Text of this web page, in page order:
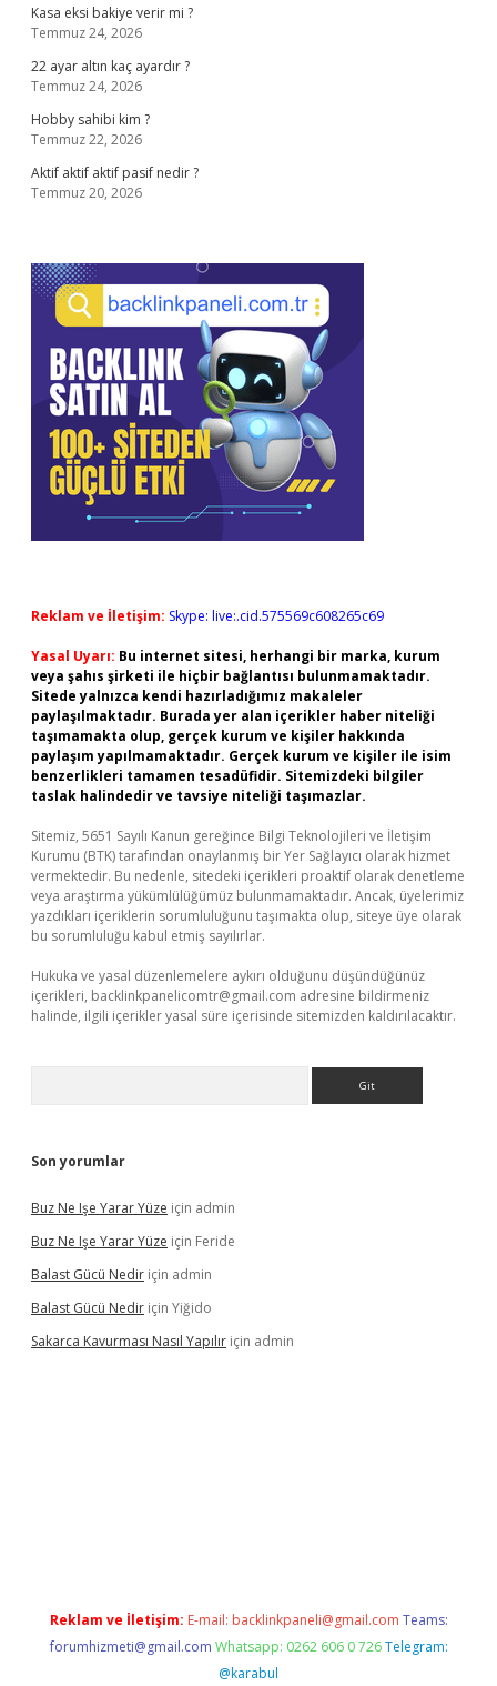
Kasa eksi bakiye verir mi ?
Temmuz 24, 2026
22 ayar altın kaç ayardır ?
Temmuz 24, 2026
Hobby sahibi kim ?
Temmuz 22, 2026
Aktif aktif aktif pasif nedir ?
Temmuz 20, 2026
Reklam ve İletişim: Skype: live:.cid.575569c608265c69
Yasal Uyarı: Bu internet sitesi, herhangi bir marka, kurum
veya şahıs şirketi ile hiçbir bağlantısı bulunmamaktadır.
Sitede yalnızca kendi hazırladığımız makaleler
paylaşılmaktadır. Burada yer alan içerikler haber niteliği
taşımamakta olup, gerçek kurum ve kişiler hakkında
paylaşım yapılmamaktadır. Gerçek kurum ve kişiler ile isim
benzerlikleri tamamen tesadüfidir. Sitemizdeki bilgiler
taslak halindedir ve tavsiye niteliği taşımazlar.
Sitemiz, 5651 Sayılı Kanun gereğince Bilgi Teknolojileri ve İletişim
Kurumu (BTK) tarafından onaylanmış bir Yer Sağlayıcı olarak hizmet
vermektedir. Bu nedenle, sitedeki içerikleri proaktif olarak denetleme
veya araştırma yükümlülüğümüz bulunmamaktadır. Ancak, üyelerimiz
yazdıkları içeriklerin sorumluluğunu taşımakta olup, siteye üye olarak
bu sorumluluğu kabul etmiş sayılırlar.
Hukuka ve yasal düzenlemelere aykırı olduğunu düşündüğünüz
içerikleri, backlinkpanelicomtr@gmail.com adresine bildirmeniz
halinde, ilgili içerikler yasal süre içerisinde sitemizden kaldırılacaktır.
Son yorumlar
Buz Ne Işe Yarar Yüze için admin
Buz Ne Işe Yarar Yüze için Feride
Balast Gücü Nedir için admin
Balast Gücü Nedir için Yiğido
Sakarca Kavurması Nasıl Yapılır için admin
Reklam ve İletişim: E-mail: backlinkpaneli@gmail.com Teams:
forumhizmeti@gmail.com Whatsapp: 0262 606 0 726 Telegram:
@karabul